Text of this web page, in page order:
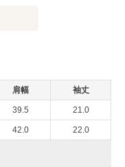
を軽減しています。
ら染色しています。
環境に優しい染色方
肩幅 袖丈
39.5 21.0
42.0 22.0